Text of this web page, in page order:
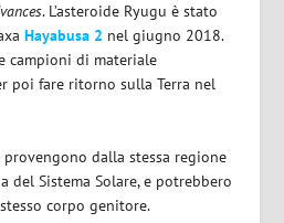
. L’asteroide Ryugu è stato
Hayabusa 2 nel giugno 2018.
campioni di materiale
poi fare ritorno sulla Terra nel
dalla stessa regione
del Sistema Solare, e potrebbero
corpo genitore.